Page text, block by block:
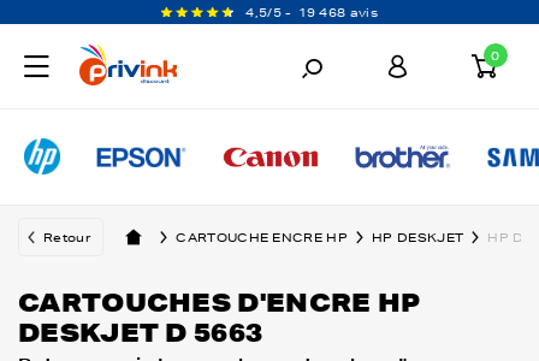
4,5/5 - 19 468 avis
0
Retour CARTOUCHE ENCRE HP HP DESKJET HP
CARTOUCHES D'ENCRE HP
DESKJET D 5663